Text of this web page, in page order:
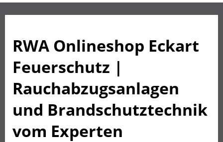
RWA Onlineshop Eckart
Feuerschutz |
Rauchabzugsanlagen
und Brandschutztechnik
vom Experten